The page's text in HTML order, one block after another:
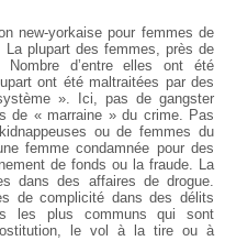
new-yorkaise pour femmes de
La plupart des femmes, près de
d’entre elles ont été
ont été maltraitées par des
».
Ici, pas de gangster
de « marraine » du crime. Pas
ou de femmes du
femme condamnée pour des
de fonds ou la fraude. La
dans des affaires de drogue.
de complicité dans des délits
les plus communs qui sont
le vol à la tire ou à